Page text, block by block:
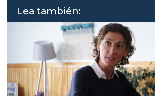
Lea también: